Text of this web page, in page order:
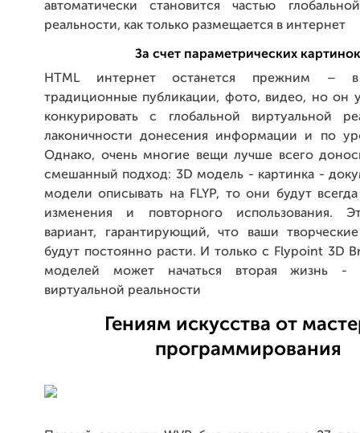
автоматически становится частью
реальности, как только размещается в интернет
За счет параметрических
HTML интернет останется прежним –
традиционные публикации, фото, видео, но он
конкурировать с глобальной виртуальной
лаконичности донесения информации и по
Однако, очень многие вещи лучше всего
смешанный подход: 3D модель - картинка -
модели описывать на FLYP, то они будут
изменения и повторного использования.
вариант, гарантирующий, что ваши
будут постоянно расти. И только с Flypoint 3D
моделей может начаться вторая жизнь -
виртуальной реальности
Гениям искусства от
программирования